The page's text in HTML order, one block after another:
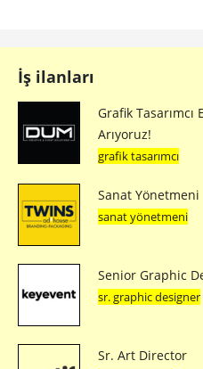
İş ilanları
Grafik Tasarımcı
Arıyoruz!
grafik tasarımcı
Sanat Yönetmeni
sanat yönetmeni
Senior Graphic
sr. graphic designer
Sr. Art Director